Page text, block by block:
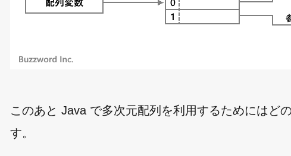
このあと Java で多次元配列を利用するためにはど
す。